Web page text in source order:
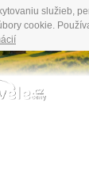
služieb,
cookie.